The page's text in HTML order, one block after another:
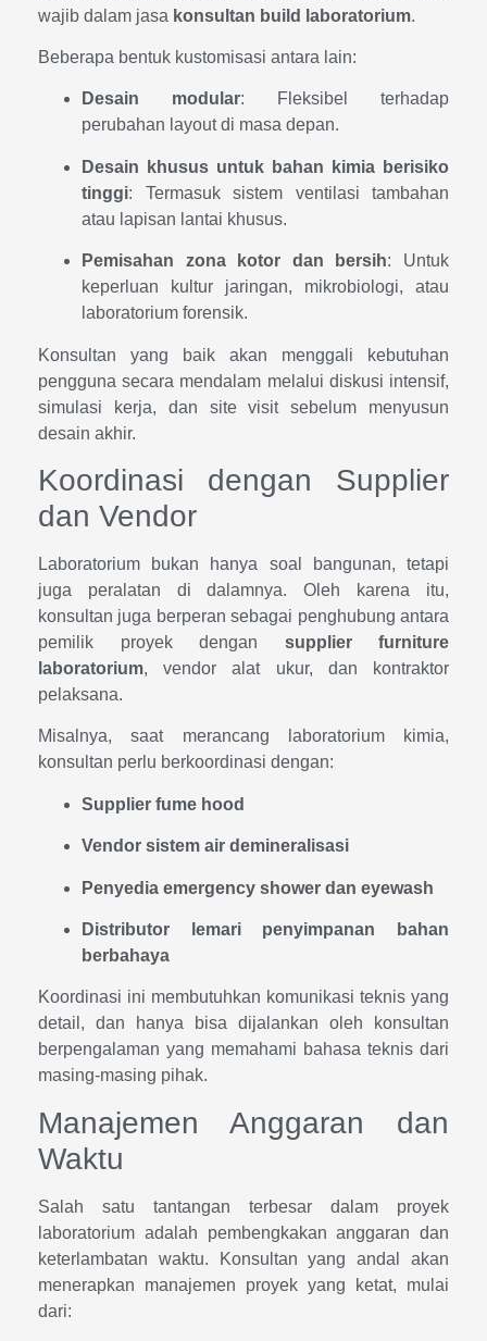
wajib dalam jasa konsultan build laboratorium.
Beberapa bentuk kustomisasi antara lain:
Desain modular: Fleksibel terhadap
perubahan layout di masa depan.
Desain khusus untuk bahan kimia berisiko
tinggi: Termasuk sistem ventilasi tambahan
atau lapisan lantai khusus.
Pemisahan zona kotor dan bersih: Untuk
keperluan kultur jaringan, mikrobiologi, atau
laboratorium forensik.
Konsultan yang baik akan menggali kebutuhan
pengguna secara mendalam melalui diskusi intensif,
simulasi kerja, dan site visit sebelum menyusun
desain akhir.
Koordinasi dengan Supplier
dan Vendor
Laboratorium bukan hanya soal bangunan, tetapi
juga peralatan di dalamnya. Oleh karena itu,
konsultan juga berperan sebagai penghubung antara
pemilik proyek dengan supplier furniture
laboratorium, vendor alat ukur, dan kontraktor
pelaksana.
Misalnya, saat merancang laboratorium kimia,
konsultan perlu berkoordinasi dengan:
Supplier fume hood
Vendor sistem air demineralisasi
Penyedia emergency shower dan eyewash
Distributor lemari penyimpanan bahan
berbahaya
Koordinasi ini membutuhkan komunikasi teknis yang
detail, dan hanya bisa dijalankan oleh konsultan
berpengalaman yang memahami bahasa teknis dari
masing-masing pihak.
Manajemen Anggaran dan
Waktu
Salah satu tantangan terbesar dalam proyek
laboratorium adalah pembengkakan anggaran dan
keterlambatan waktu. Konsultan yang andal akan
menerapkan manajemen proyek yang ketat, mulai
dari: